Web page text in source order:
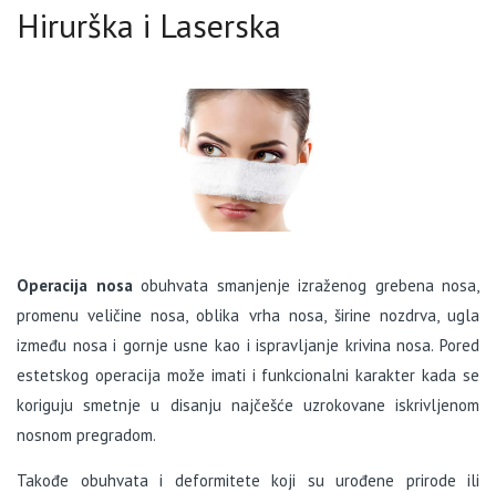
Hirurška i Laserska
Operacija nosaobuhvata smanjenje izraženog grebena nosa,
promenu veličine nosa, oblika vrha nosa, širine nozdrva, ugla
između nosa i gornje usne kao i ispravljanje krivina nosa. Pored
estetskog operacija može imati i funkcionalni karakter kada se
koriguju smetnje u disanju najčešće uzrokovane iskrivljenom
nosnom pregradom.
Takođe obuhvata i deformitete koji su urođene prirode ili